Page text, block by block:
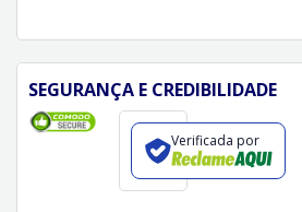
SEGURANÇA E CREDIBILIDADE
Verificada por